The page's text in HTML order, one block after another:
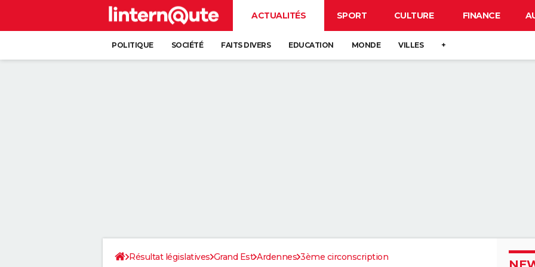
ACTUALITÉS SPORT CULTURE FINANCE
POLITIQUE SOCIÉTÉ FAITS DIVERS EDUCATION MONDE VILLES +
Résultat législatives Grand Est Ardennes 3ème circonscription